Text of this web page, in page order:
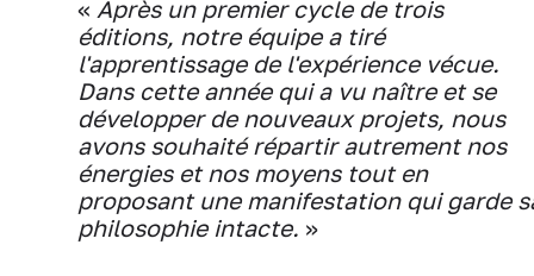
« Après un premier cycle de trois
éditions, notre équipe a tiré
l'apprentissage de l'expérience vécue.
Dans cette année qui a vu naître et se
développer de nouveaux projets, nous
avons souhaité répartir autrement nos
énergies et nos moyens tout en
proposant une manifestation qui garde
philosophie intacte. »